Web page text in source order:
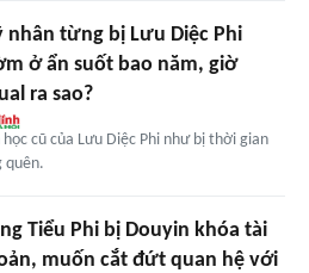
nhân từng bị Lưu Diệc Phi
ở ẩn suốt bao năm, giờ
ra sao?
học cũ của Lưu Diệc Phi như bị thời gian
quên.
Tiểu Phi bị Douyin khóa tài
muốn cắt đứt quan hệ với